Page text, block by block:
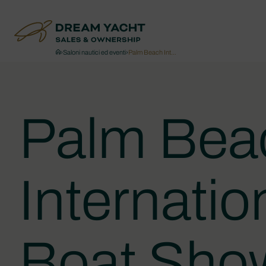
›Saloni nautici ed eventi›Palm Beach Int…
Palm